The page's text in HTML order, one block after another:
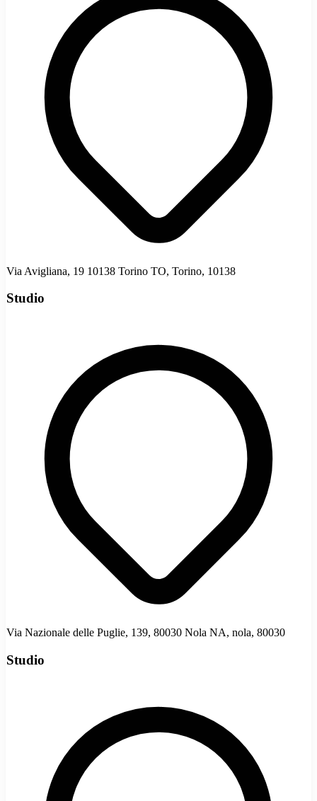
Via Avigliana, 19 10138 Torino TO, Torino, 10138
Studio
Via Nazionale delle Puglie, 139, 80030 Nola NA, nola, 80030
Studio